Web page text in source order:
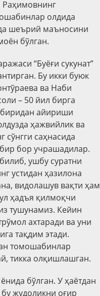
Раҳимовнинг
олдида
шеърий маъносини
бўлган.
“Буёғи сукунат”
Бу икки буюк
ва Наби
– 50 йил бирга
айириши
ҳажвийлик ва
саҳнасида
бор учрашадилар.
ушбу суратни
устидан ҳазилона
видолашув вақти ҳам
ҳадъя қилмоқчи
тушунамиз. Кейин
ахтаради ва уни
тақдим этади.
томошабинлар
тикка олқишлашган.
бўлган. У ҳаётдан
жудоликни оғир